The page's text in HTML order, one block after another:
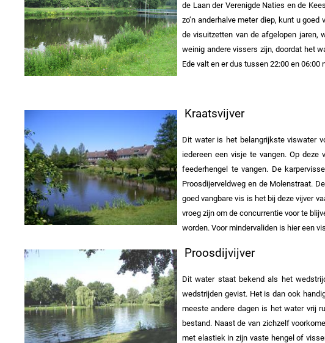
de Laan der Verenigde Naties en de
zo’n anderhalve meter diep, kunt u
de visuitzetten van de afgelopen jaren,
weinig andere vissers zijn, doordat het
Ede valt en er dus tussen 22:00 en 06:00
Kraatsvijver
Dit water is het belangrijkste viswater
iedereen een visje te vangen. Op
feederhengel te vangen. De
Proosdijerveldweg en de Molenstraat.
goed vangbare vis is het bij deze vijver
vroeg zijn om de concurrentie voor te
worden. Voor mindervaliden is hier een
Proosdijvijver
Dit water staat bekend als het
wedstrijden gevist. Het is dan ook
meeste andere dagen is het water vrij
bestand. Naast de van zichzelf
met elastiek in zijn vaste hengel of